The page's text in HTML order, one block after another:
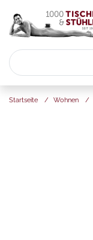
Startseite / Wohnen /